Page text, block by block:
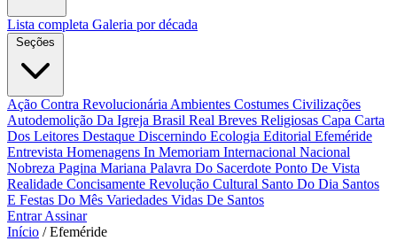
Lista completa Galeria por década
Seções
Ação Contra Revolucionária Ambientes Costumes Civilizações
Autodemolição Da Igreja Brasil Real Breves Religiosas Capa Carta
Dos Leitores Destaque Discernindo Ecologia Editorial Efeméride
Entrevista Homenagens In Memoriam Internacional Nacional
Nobreza Pagina Mariana Palavra Do Sacerdote Ponto De Vista
Realidade Concisamente Revolução Cultural Santo Do Dia Santos
E Festas Do Mês Variedades Vidas De Santos
EntrarAssinar
Início / Efeméride